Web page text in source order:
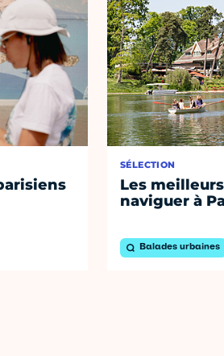
SÉLECTION
Les
naviguer à
Balades urbaines